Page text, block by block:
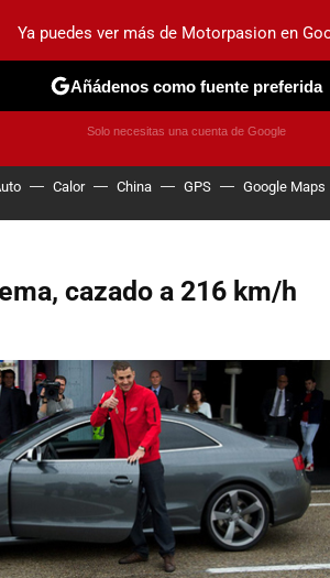
NUEVO
ELÉCTRICOS OBSERVATORIO
Calor China GPS Google Maps
cazado a 216 km/h
Ya puedes ver más de Motorpasion en
Añádenos como fuente preferida
Solo necesitas una cuenta de Google